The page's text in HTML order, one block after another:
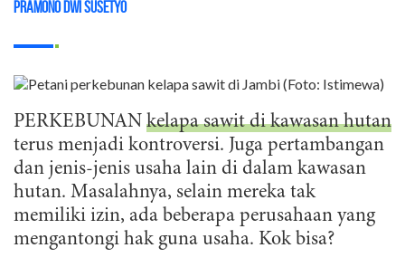
Pramono Dwi Susetyo
PERKEBUNAN kelapa sawit di kawasan hutan
terus menjadi kontroversi. Juga pertambangan
dan jenis-jenis usaha lain di dalam kawasan
hutan. Masalahnya, selain mereka tak
memiliki izin, ada beberapa perusahaan yang
mengantongi hak guna usaha. Kok bisa?